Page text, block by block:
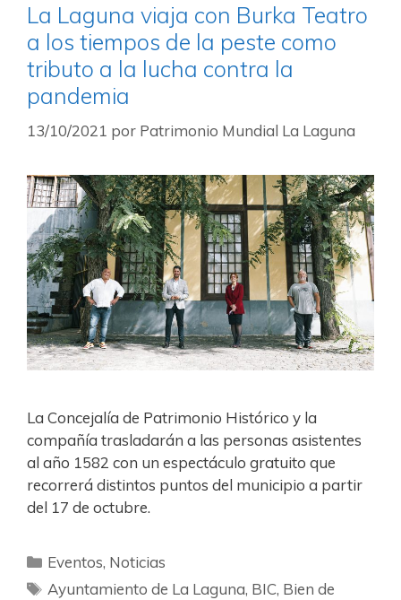
La Laguna viaja con Burka Teatro
a los tiempos de la peste como
tributo a la lucha contra la
pandemia
13/10/2021 por Patrimonio Mundial La Laguna
La Concejalía de Patrimonio Histórico y la
compañía trasladarán a las personas asistentes
al año 1582 con un espectáculo gratuito que
recorrerá distintos puntos del municipio a partir
del 17 de octubre.
Eventos, Noticias
Ayuntamiento de La Laguna, BIC, Bien de